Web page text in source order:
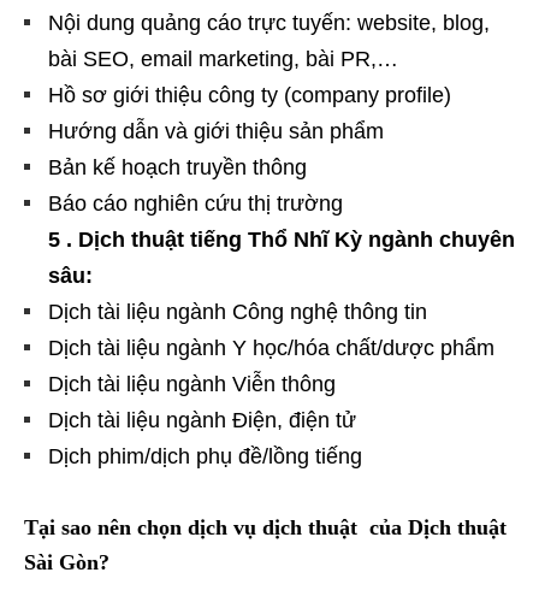
Nội dung quảng cáo trực tuyến: website, blog,
bài SEO, email marketing, bài PR,…
Hồ sơ giới thiệu công ty (company profile)
Hướng dẫn và giới thiệu sản phẩm
Bản kế hoạch truyền thông
Báo cáo nghiên cứu thị trường
5 . Dịch thuật tiếng Thổ Nhĩ Kỳ ngành chuyên
sâu:
Dịch tài liệu ngành Công nghệ thông tin
Dịch tài liệu ngành Y học/hóa chất/dược phẩm
Dịch tài liệu ngành Viễn thông
Dịch tài liệu ngành Điện, điện tử
Dịch phim/dịch phụ đề/lồng tiếng
Tại sao nên chọn dịch vụ dịch thuật của Dịch thuật
Sài Gòn?